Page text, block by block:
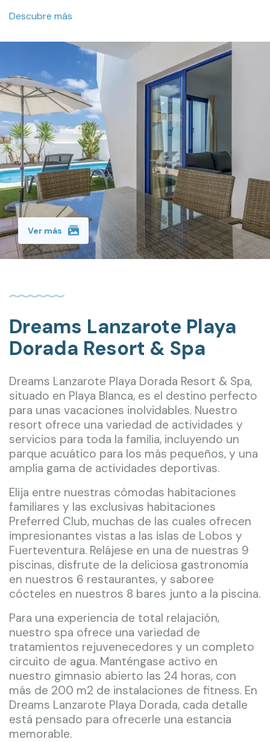
Descubre más
Ver más
Dreams Lanzarote Playa
Dorada Resort & Spa
Dreams Lanzarote Playa Dorada Resort & Spa,
situado en Playa Blanca, es el destino perfecto
para unas vacaciones inolvidables. Nuestro
resort ofrece una variedad de actividades y
servicios para toda la familia, incluyendo un
parque acuático para los más pequeños, y una
amplia gama de actividades deportivas.
Elija entre nuestras cómodas habitaciones
familiares y las exclusivas habitaciones
Preferred Club, muchas de las cuales ofrecen
impresionantes vistas a las islas de Lobos y
Fuerteventura. Relájese en una de nuestras 9
piscinas, disfrute de la deliciosa gastronomía
en nuestros 6 restaurantes, y saboree
cócteles en nuestros 8 bares junto a la piscina.
Para una experiencia de total relajación,
nuestro spa ofrece una variedad de
tratamientos rejuvenecedores y un completo
circuito de agua. Manténgase activo en
nuestro gimnasio abierto las 24 horas, con
más de 200 m2 de instalaciones de fitness. En
Dreams Lanzarote Playa Dorada, cada detalle
está pensado para ofrecerle una estancia
memorable.